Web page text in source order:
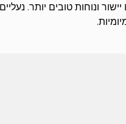
ונוחות טובים יותר.